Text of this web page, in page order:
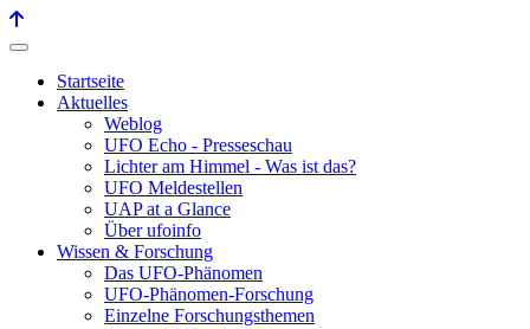
Startseite
Aktuelles
Weblog
UFO Echo - Presseschau
Lichter am Himmel - Was ist das?
UFO Meldestellen
UAP at a Glance
Über ufoinfo
Wissen & Forschung
Das UFO-Phänomen
UFO-Phänomen-Forschung
Einzelne Forschungsthemen